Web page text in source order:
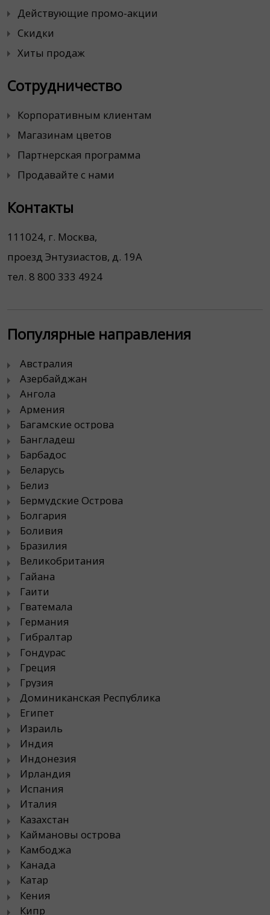
Действующие промо-акции
Скидки
Хиты продаж
Сотрудничество
Корпоративным клиентам
Магазинам цветов
Партнерская программа
Продавайте с нами
Контакты
111024, г. Москва,
проезд Энтузиастов, д. 19А
тел. 8 800 333 4924
Популярные направления
Австралия
Азербайджан
Ангола
Армения
Багамские острова
Бангладеш
Барбадос
Беларусь
Белиз
Бермудские Острова
Болгария
Боливия
Бразилия
Великобритания
Гайана
Гаити
Гватемала
Германия
Гибралтар
Гондурас
Греция
Грузия
Доминиканская Республика
Египет
Израиль
Индия
Индонезия
Ирландия
Испания
Италия
Казахстан
Каймановы острова
Камбоджа
Канада
Катар
Кения
Кипр